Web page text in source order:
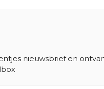
nieuwsbrief en